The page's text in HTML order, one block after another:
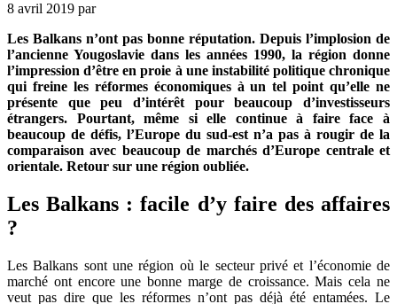
8 avril 2019 par
Les Balkans n’ont pas bonne réputation. Depuis l’implosion de
l’ancienne Yougoslavie dans les années 1990, la région donne
l’impression d’être en proie à une instabilité politique chronique
qui freine les réformes économiques à un tel point qu’elle ne
présente que peu d’intérêt pour beaucoup d’investisseurs
étrangers. Pourtant, même si elle continue à faire face à
beaucoup de défis, l’Europe du sud-est n’a pas à rougir de la
comparaison avec beaucoup de marchés d’Europe centrale et
orientale. Retour sur une région oubliée.
Les Balkans : facile d’y faire des affaires
?
Les Balkans sont une région où le secteur privé et l’économie de
marché ont encore une bonne marge de croissance. Mais cela ne
veut pas dire que les réformes n’ont pas déjà été entamées. Le